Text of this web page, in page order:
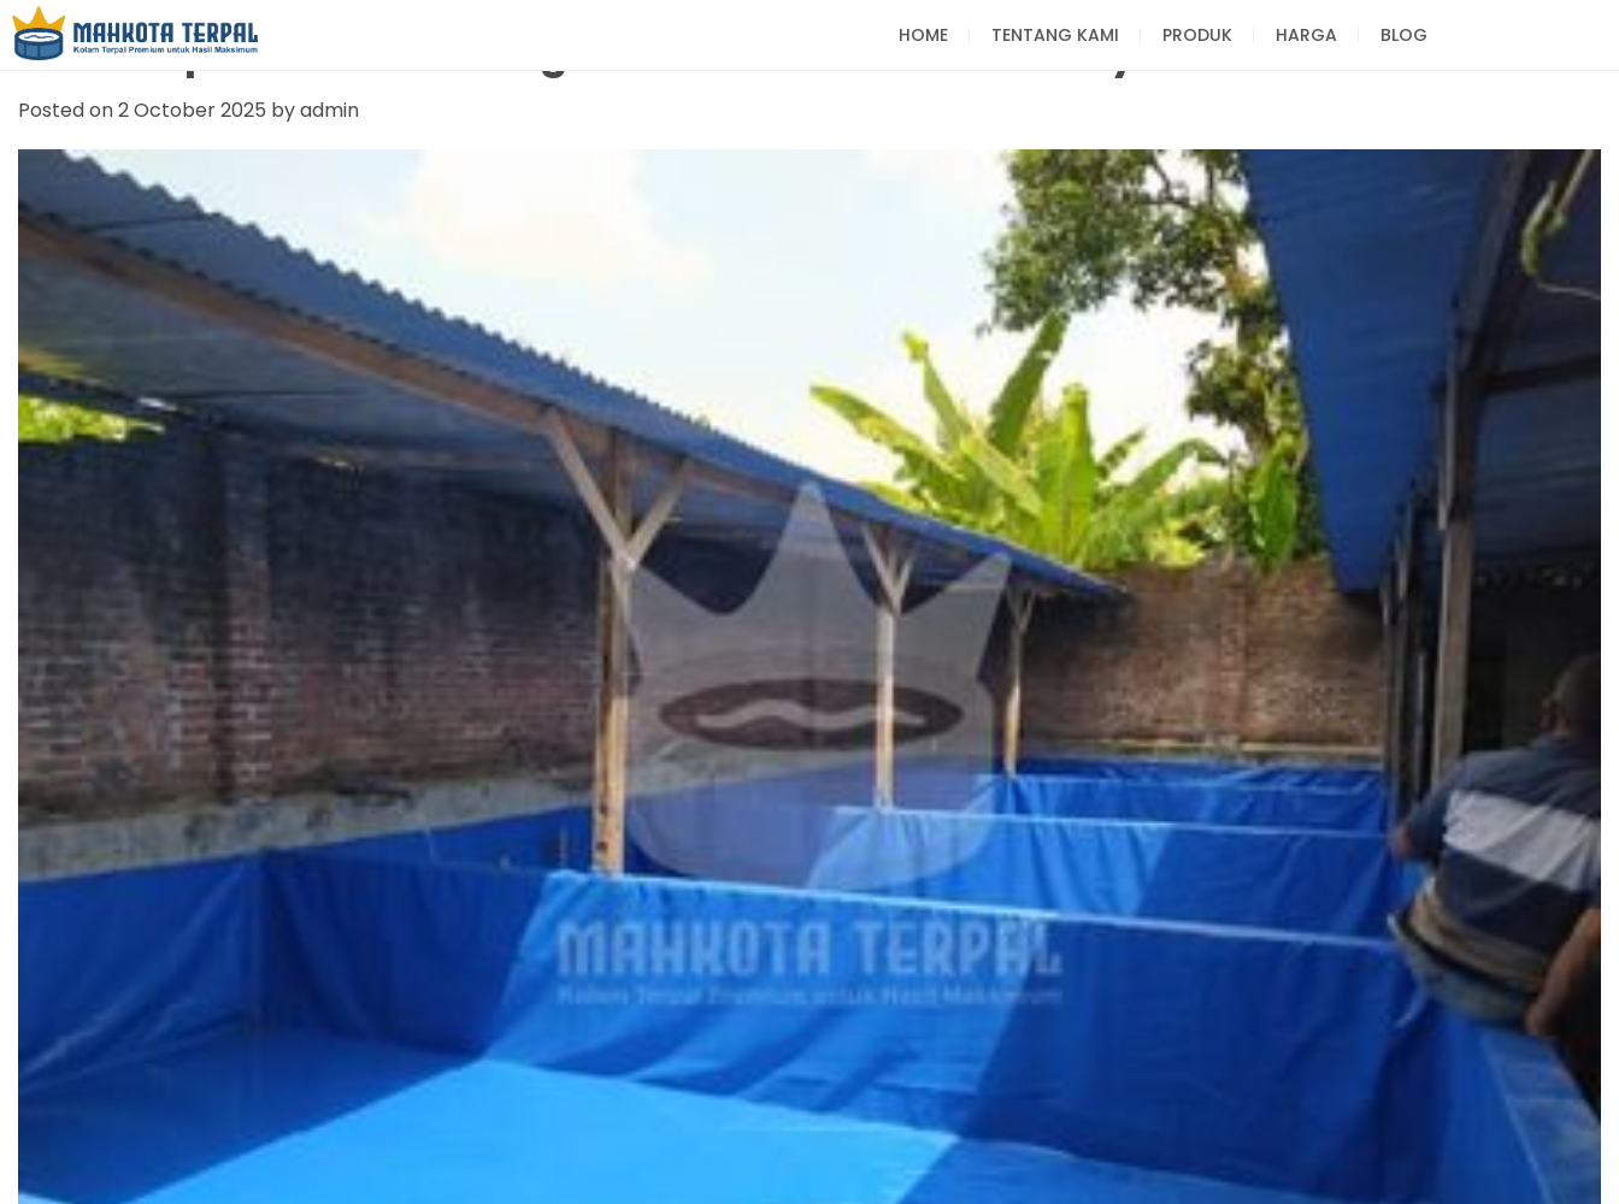
HOME TENTANG KAMI PRODUK HARGA BLOG
Jual Terpal Kolam Malang Berkualitas untuk Budidaya Ikan Anda
Posted on2 October 2025 byadmin